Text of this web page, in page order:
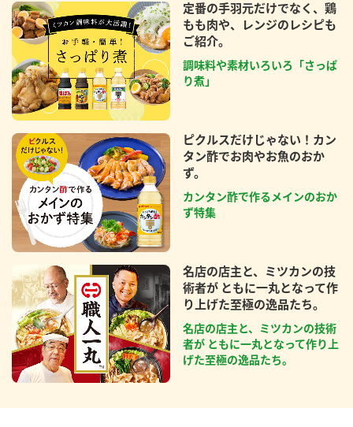
定番の手羽元だけでなく、鶏
もも肉や、レンジのレシピも
ご紹介。
調味料や素材いろいろ「さっぱ
り煮」
ピクルスだけじゃない！カン
タン酢でお肉やお魚のおか
ず。
カンタン酢で作るメインのおか
ず特集
名店の店主と、ミツカンの技
術者が ともに一丸となって作
り上げた至極の逸品たち。
名店の店主と、ミツカンの技術
者が ともに一丸となって作り上
げた至極の逸品たち。